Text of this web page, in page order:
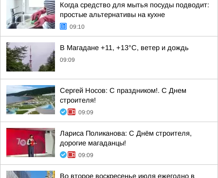
Когда средство для мытья посуды подводит:
простые альтернативы на кухне
09:10
В Магадане +11, +13°C, ветер и дождь
09:09
Сергей Носов: С праздником!. С Днем
строителя!
09:09
Лариса Поликанова: С Днём строителя,
дорогие магаданцы!
09:09
Во второе воскресенье июля ежегодно в